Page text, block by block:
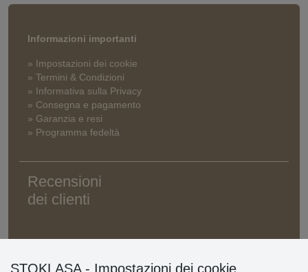
Informazioni importanti
» Impostazioni dei cookie
» Termini & Condizioni
» Informativa sulla Privacy
» Consegna e pagamento
» Garanzia e resi
» Programma fedeltà
Recensioni
dei clienti
STOKLASA - Impostazioni dei cookie